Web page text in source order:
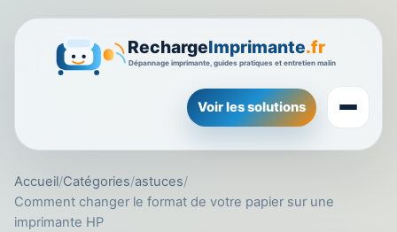
Voir les solutions
Accueil/Catégories/astuces/
Comment changer le format de votre papier sur une
imprimante HP